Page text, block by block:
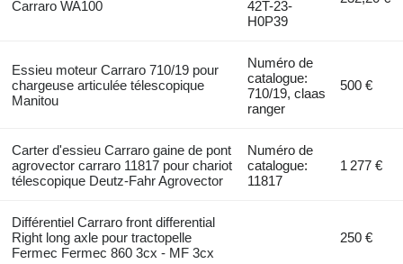
Carraro WA100
42T-23-
H0P39
Essieu moteur Carraro 710/19 pour
chargeuse articulée télescopique
Manitou
Numéro de
catalogue:
710/19, claas
ranger
500 €
Carter d'essieu Carraro gaine de pont
agrovector carraro 11817 pour chariot
télescopique Deutz-Fahr Agrovector
Numéro de
catalogue:
11817
1 277 €
Différentiel Carraro front differential
Right long axle pour tractopelle
Fermec Fermec 860 3cx - MF 3cx
250 €